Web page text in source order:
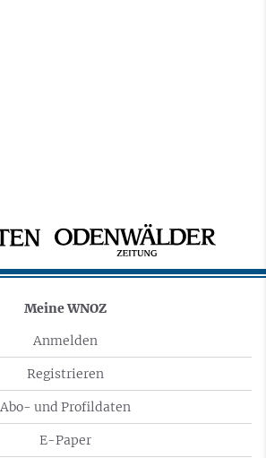
Meine WNOZ
Anmelden
Registrieren
Abo- und Profildaten
E-Paper